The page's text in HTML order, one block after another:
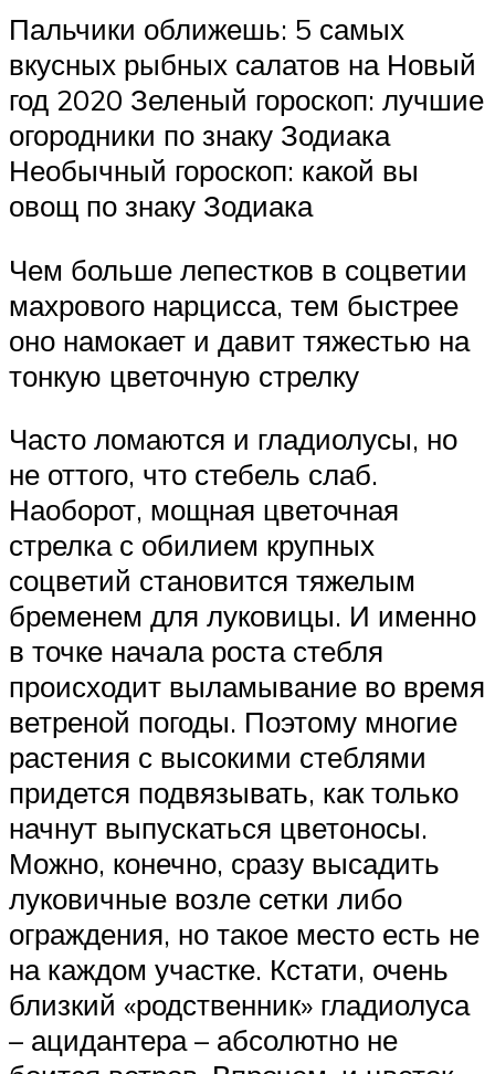
Пальчики оближешь: 5 самых
вкусных рыбных салатов на Новый
год 2020 Зеленый гороскоп: лучшие
огородники по знаку Зодиака
Необычный гороскоп: какой вы
овощ по знаку Зодиака
Чем больше лепестков в соцветии
махрового нарцисса, тем быстрее
оно намокает и давит тяжестью на
тонкую цветочную стрелку
Часто ломаются и гладиолусы, но
не оттого, что стебель слаб.
Наоборот, мощная цветочная
стрелка с обилием крупных
соцветий становится тяжелым
бременем для луковицы. И именно
в точке начала роста стебля
происходит выламывание во время
ветреной погоды. Поэтому многие
растения с высокими стеблями
придется подвязывать, как только
начнут выпускаться цветоносы.
Можно, конечно, сразу высадить
луковичные возле сетки либо
ограждения, но такое место есть не
на каждом участке. Кстати, очень
близкий «родственник» гладиолуса
– ацидантера – абсолютно не